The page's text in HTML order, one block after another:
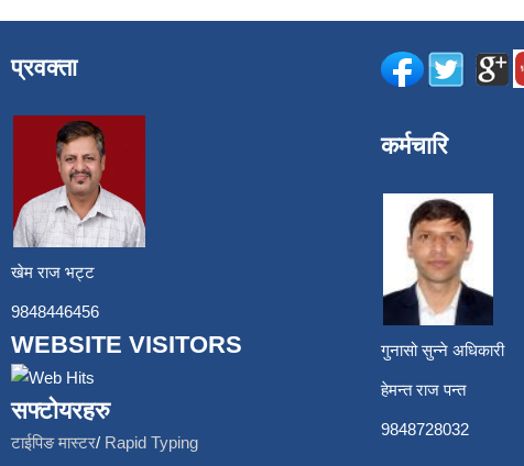
प्रवक्ता
खेम राज भट्ट
9848446456
WEBSITE VISITORS
सफ्टोयरहरु
टाईपिङ मास्टर/ Rapid Typing
कर्मचारि
गुनासो सुन्ने अधिकारी
हेमन्त राज पन्त
9848728032